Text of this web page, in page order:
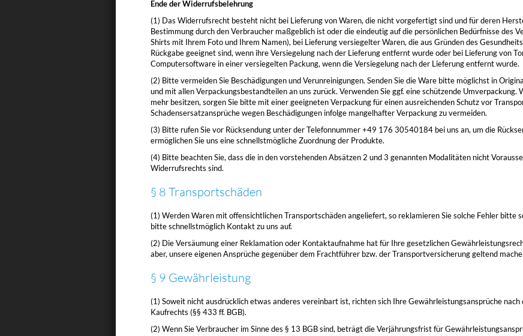
Ende der Widerrufsbelehrung
(1) Das Widerrufsrecht besteht nicht bei Lieferung von Waren, die nicht vorgefertigt sind und für deren
Bestimmung durch den Verbraucher maßgeblich ist oder die eindeutig auf die persönlichen Bedürfnisse des
Shirts mit Ihrem Foto und Ihrem Namen), bei Lieferung versiegelter Waren, die aus Gründen des
Rückgabe geeignet sind, wenn ihre Versiegelung nach der Lieferung entfernt wurde oder bei Lieferung von
Computersoftware in einer versiegelten Packung, wenn die Versiegelung nach der Lieferung entfernt wurde.
(2) Bitte vermeiden Sie Beschädigungen und Verunreinigungen. Senden Sie die Ware bitte möglichst in
und mit allen Verpackungsbestandteilen an uns zurück. Verwenden Sie ggf. eine schützende Umverpackung.
mehr besitzen, sorgen Sie bitte mit einer geeigneten Verpackung für einen ausreichenden Schutz vor
Schadensersatzansprüche wegen Beschädigungen infolge mangelhafter Verpackung zu vermeiden.
(3) Bitte rufen Sie vor Rücksendung unter der Telefonnummer +49 176 30540184 bei uns an, um die
ermöglichen Sie uns eine schnellstmögliche Zuordnung der Produkte.
(4) Bitte beachten Sie, dass die in den vorstehenden Absätzen 2 und 3 genannten Modalitäten nicht
Widerrufsrechts sind.
§ 8 Transportschäden
(1) Werden Waren mit offensichtlichen Transportschäden angeliefert, so reklamieren Sie solche Fehler bitte
bitte schnellstmöglich Kontakt zu uns auf.
(2) Die Versäumung einer Reklamation oder Kontaktaufnahme hat für Ihre gesetzlichen
aber, unsere eigenen Ansprüche gegenüber dem Frachtführer bzw. der Transportversicherung geltend
§ 9 Gewährleistung
(1) Soweit nicht ausdrücklich etwas anderes vereinbart ist, richten sich Ihre Gewährleistungsansprüche nach
Kaufrechts (§§ 433 ff. BGB).
(2) Wenn Sie Verbraucher im Sinne des § 13 BGB sind, beträgt die Verjährungsfrist für